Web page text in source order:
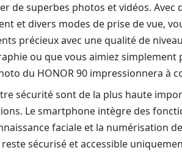
de superbes photos et vidéos. Avec
et divers modes de prise de vue,
précieux avec une qualité de
ou que vous aimiez simplement
du HONOR 90 impressionnera à
sécurité sont de la plus haute
Le smartphone intègre des
faciale et la numérisation
sécurisé et accessible